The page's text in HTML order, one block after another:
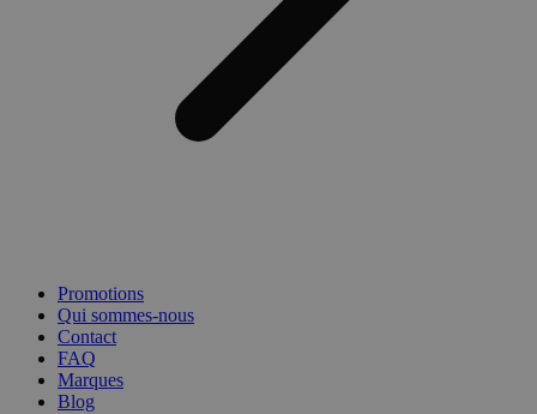
Promotions
Qui sommes-nous
Contact
FAQ
Marques
Blog